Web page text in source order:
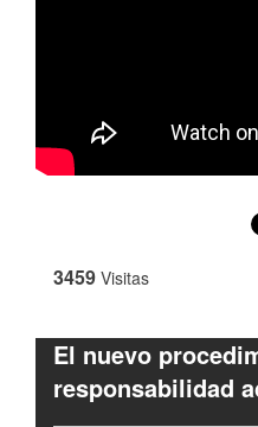
3459 Visitas
El nuevo
responsabilidad